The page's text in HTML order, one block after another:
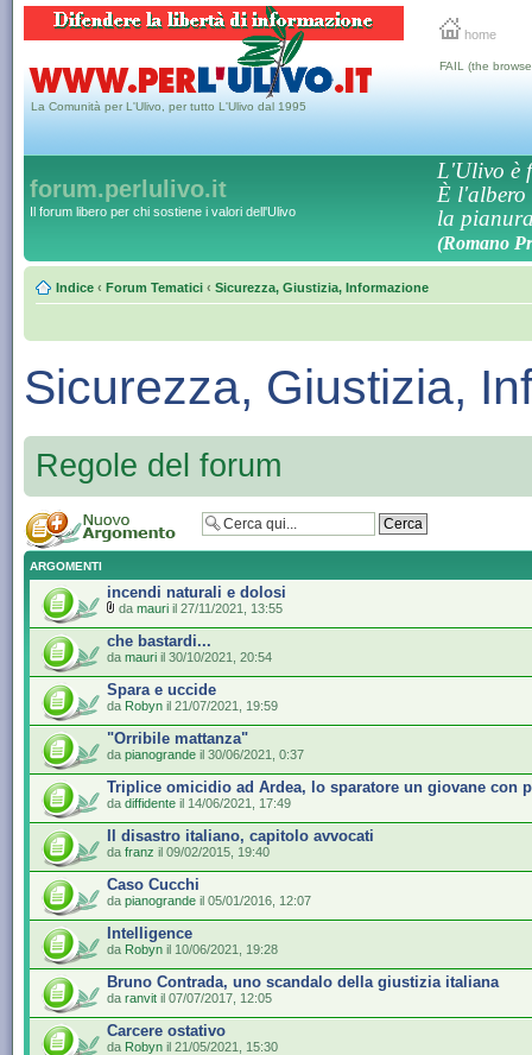
home
La Comunità per L'Ulivo, per tutto L'Ulivo dal 1995
FAIL (the
forum.perlulivo.it
Il forum libero per chi sostiene i valori dell'Ulivo
L'Ulivo è
È l'albero
la
(Romano
Indice ‹ Forum Tematici ‹ Sicurezza, Giustizia, Informazione
Sicurezza, Giustizia,
Regole del forum
ARGOMENTI
incendi naturali e dolosi
da mauri il 27/11/2021, 13:55
che bastardi...
da mauri il 30/10/2021, 20:54
Spara e uccide
da Robyn il 21/07/2021, 19:59
"Orribile mattanza"
da pianogrande il 30/06/2021, 0:37
Triplice omicidio ad Ardea, lo sparatore un giovane con
da diffidente il 14/06/2021, 17:49
Il disastro italiano, capitolo avvocati
da franz il 09/02/2015, 19:40
Caso Cucchi
da pianogrande il 05/01/2016, 12:07
Intelligence
da Robyn il 10/06/2021, 19:28
Bruno Contrada, uno scandalo della giustizia italiana
da ranvit il 07/07/2017, 12:05
Carcere ostativo
da Robyn il 21/05/2021, 15:30